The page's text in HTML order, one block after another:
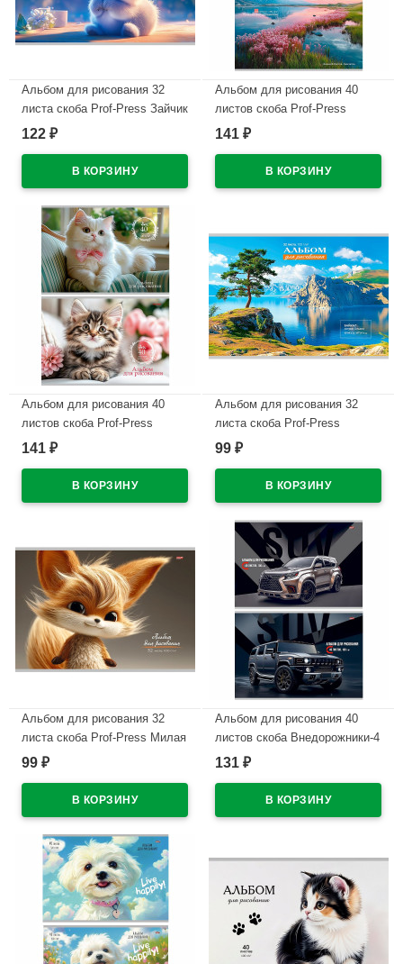
Альбом для рисования 32
листа скоба Prof-Press Зайчик
и бабочка арт.32-7765
122 ₽
Альбом для рисования 40
листов скоба Prof-Press
Завораживающие пейзажи
141 ₽
Альбом для рисования 40
листов скоба Prof-Press
Милые котики арт.40-7784
141 ₽
Альбом для рисования 32
листа скоба Prof-Press
Дивные пейзажи арт.32-7287
99 ₽
Альбом для рисования 32
листа скоба Prof-Press Милая
лисичка арт.32-7255
99 ₽
Альбом для рисования 40
листов скоба Внедорожники-4
арт.40-7262
131 ₽